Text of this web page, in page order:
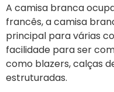
A camisa branca
francês, a camisa
principal para várias
facilidade para ser
como blazers, calças
estruturadas.